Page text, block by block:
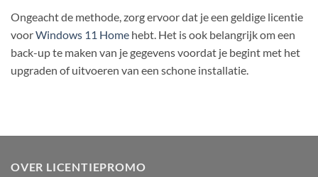
Ongeacht de methode, zorg ervoor dat je een geldige licentie
voorWindows 11 Home hebt. Het is ook belangrijk om een
back-up te maken van je gegevens voordat je begint met het
upgraden of uitvoeren van een schone installatie.
OVER LICENTIEPROMO